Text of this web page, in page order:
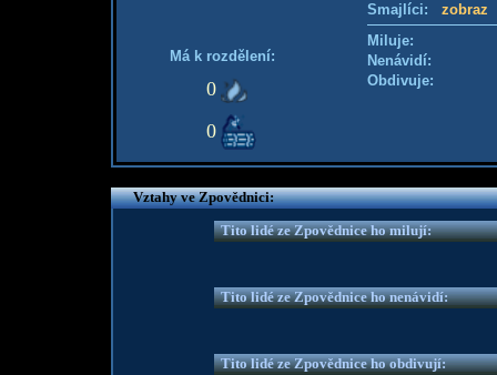
Má k rozdělení:
0
0
Smajlíci: zobraz
Miluje:
Nenávidí:
Obdivuje:
Vztahy ve Zpovědnici:
Tito lidé ze Zpovědnice ho milují:
Tito lidé ze Zpovědnice ho nenávidí:
Tito lidé ze Zpovědnice ho obdivují: